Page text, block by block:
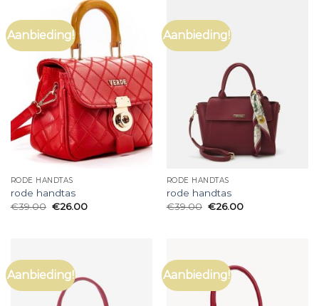
Aanbieding!
RODE HANDTAS
rode handtas
€39.00 €26.00
Aanbieding!
RODE HANDTAS
rode handtas
€39.00 €26.00
Aanbieding! Aanbieding!